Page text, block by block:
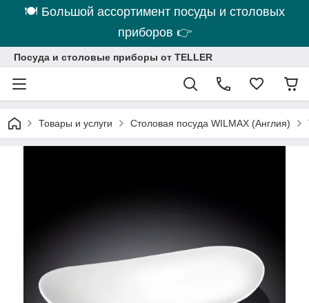
🍽 Большой ассортимент посуды и столовых
приборов 👉
Посуда и столовые приборы от TELLER
Товары и услуги Столовая посуда WILMAX (Англия)